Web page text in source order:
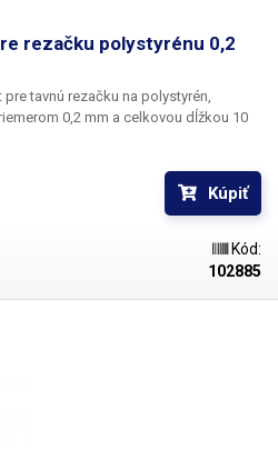
rezačku polystyrénu 0,2
tavnú rezačku na polystyrén,
0,2 mm a celkovou dĺžkou 10
Kúpiť
Kód:
102885